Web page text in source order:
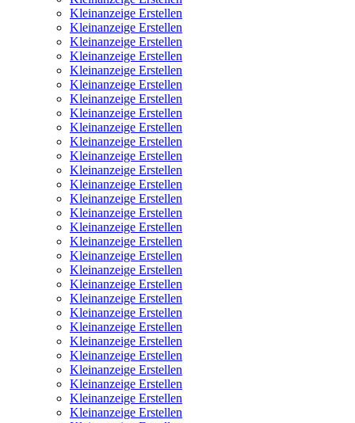
Kleinanzeige Erstellen
Kleinanzeige Erstellen
Kleinanzeige Erstellen
Kleinanzeige Erstellen
Kleinanzeige Erstellen
Kleinanzeige Erstellen
Kleinanzeige Erstellen
Kleinanzeige Erstellen
Kleinanzeige Erstellen
Kleinanzeige Erstellen
Kleinanzeige Erstellen
Kleinanzeige Erstellen
Kleinanzeige Erstellen
Kleinanzeige Erstellen
Kleinanzeige Erstellen
Kleinanzeige Erstellen
Kleinanzeige Erstellen
Kleinanzeige Erstellen
Kleinanzeige Erstellen
Kleinanzeige Erstellen
Kleinanzeige Erstellen
Kleinanzeige Erstellen
Kleinanzeige Erstellen
Kleinanzeige Erstellen
Kleinanzeige Erstellen
Kleinanzeige Erstellen
Kleinanzeige Erstellen
Kleinanzeige Erstellen
Kleinanzeige Erstellen